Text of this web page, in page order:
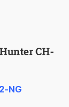
CH-
NG